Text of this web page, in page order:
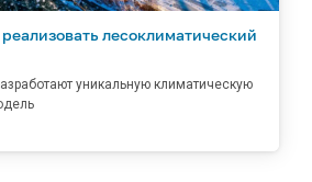
лесоклиматический
уникальную климатическую